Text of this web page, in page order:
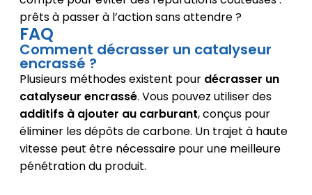
prêts à passer à l’action sans attendre ?
FAQ
Comment décrasser un catalyseur
encrassé ?
Plusieurs méthodes existent pour décrasser un
catalyseur encrassé. Vous pouvez utiliser des
additifs à ajouter au carburant, conçus pour
éliminer les dépôts de carbone. Un trajet à haute
vitesse peut être nécessaire pour une meilleure
pénétration du produit.